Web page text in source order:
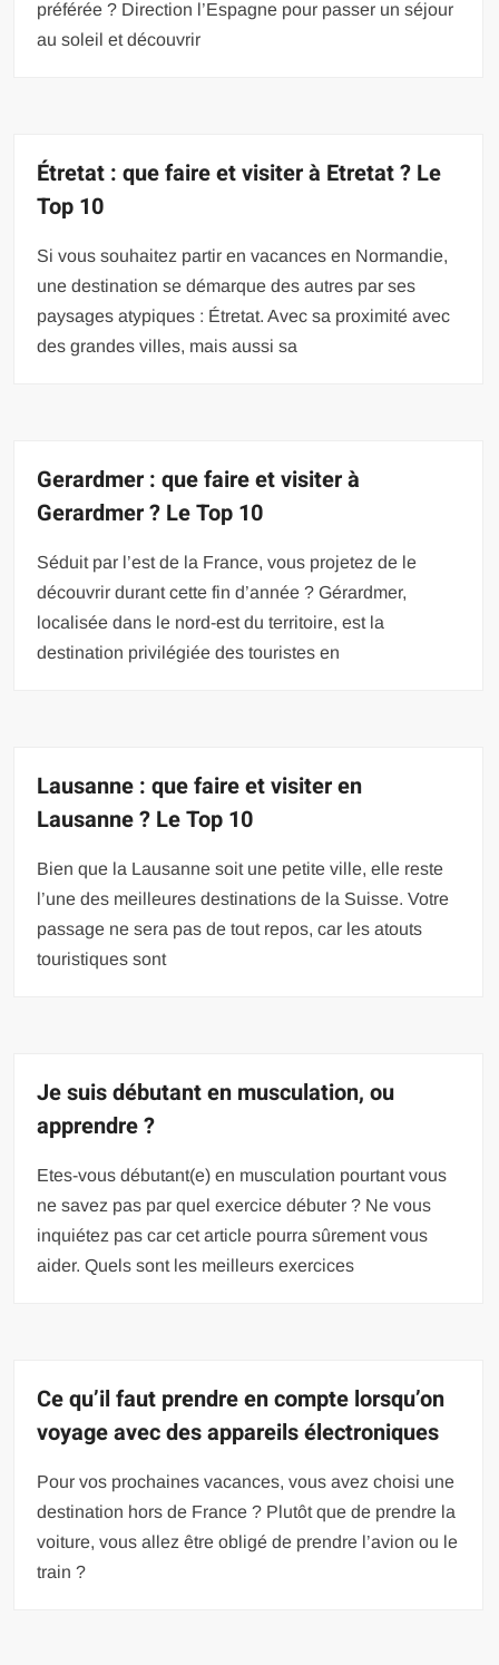
préférée ? Direction l’Espagne pour passer un séjour
au soleil et découvrir
Étretat : que faire et visiter à Etretat ? Le
Top 10
Si vous souhaitez partir en vacances en Normandie,
une destination se démarque des autres par ses
paysages atypiques : Étretat. Avec sa proximité avec
des grandes villes, mais aussi sa
Gerardmer : que faire et visiter à
Gerardmer ? Le Top 10
Séduit par l’est de la France, vous projetez de le
découvrir durant cette fin d’année ? Gérardmer,
localisée dans le nord-est du territoire, est la
destination privilégiée des touristes en
Lausanne : que faire et visiter en
Lausanne ? Le Top 10
Bien que la Lausanne soit une petite ville, elle reste
l’une des meilleures destinations de la Suisse. Votre
passage ne sera pas de tout repos, car les atouts
touristiques sont
Je suis débutant en musculation, ou
apprendre ?
Etes-vous débutant(e) en musculation pourtant vous
ne savez pas par quel exercice débuter ? Ne vous
inquiétez pas car cet article pourra sûrement vous
aider. Quels sont les meilleurs exercices
Ce qu’il faut prendre en compte lorsqu’on
voyage avec des appareils électroniques
Pour vos prochaines vacances, vous avez choisi une
destination hors de France ? Plutôt que de prendre la
voiture, vous allez être obligé de prendre l’avion ou le
train ?